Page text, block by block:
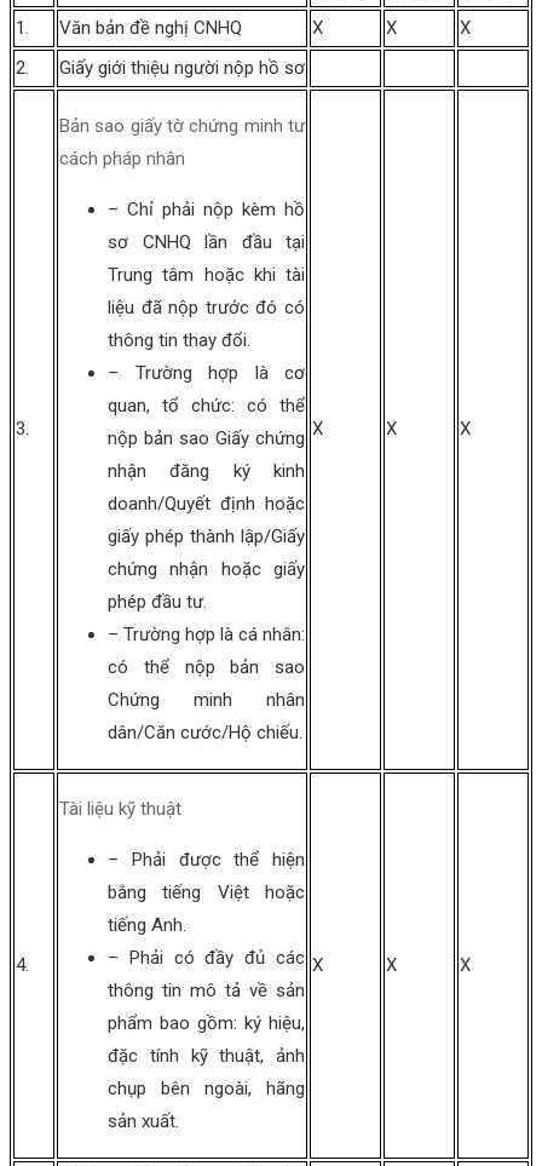
1.
Văn bản đề nghị CNHQ X X
X
2.
Giấy giới thiệu người nộp hồ sơ
3.
Bản sao giấy tờ chứng minh tư
cách pháp nhân
– Chỉ phải nộp kèm hồ
sơ CNHQ lần đầu tại
Trung tâm hoặc khi tài
liệu đã nộp trước đó có
thông tin thay đổi.
– Trường hợp là cơ
quan, tổ chức: có thể
nộp bản sao Giấy chứng
nhận đăng ký kinh
doanh/Quyết định hoặc
giấy phép thành lập/Giấy
chứng nhận hoặc giấy
phép đầu tư.
– Trường hợp là cá nhân:
có thể nộp bản sao
Chứng minh nhân
dân/Căn cước/Hộ chiếu.
X X X
4.
Tài liệu kỹ thuật
– Phải được thể hiện
bằng tiếng Việt hoặc
tiếng Anh.
– Phải có đầy đủ các
thông tin mô tả về sản
phẩm bao gồm: ký hiệu,
đặc tính kỹ thuật, ảnh
chụp bên ngoài, hãng
sản xuất.
X X X